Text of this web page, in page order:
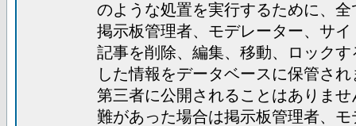
のような処置を実行するために、
掲示板管理者、モデレーター、サ
記事を削除、編集、移動、ロック
した情報をデータベースに保管さ
第三者に公開されることはありま
難があった場合は掲示板管理者、